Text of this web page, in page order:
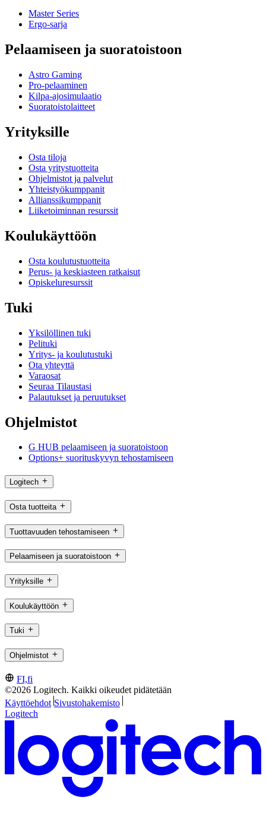
Master Series
Ergo-sarja
Pelaamiseen ja suoratoistoon
Astro Gaming
Pro-pelaaminen
Kilpa-ajosimulaatio
Suoratoistolaitteet
Yrityksille
Osta tiloja
Osta yritystuotteita
Ohjelmistot ja palvelut
Yhteistyökumppanit
Allianssikumppanit
Liiketoiminnan resurssit
Koulukäyttöön
Osta koulutustuotteita
Perus- ja keskiasteen ratkaisut
Opiskeluresurssit
Tuki
Yksilöllinen tuki
Pelituki
Yritys- ja koulutustuki
Ota yhteyttä
Varaosat
Seuraa Tilaustasi
Palautukset ja peruutukset
Ohjelmistot
G HUB pelaamiseen ja suoratoistoon
Options+ suorituskyvyn tehostamiseen
Logitech
Osta tuotteita
Tuottavuuden tehostamiseen
Pelaamiseen ja suoratoistoon
Yrityksille
Koulukäyttöön
Tuki
Ohjelmistot
FI,fi
©2026 Logitech. Kaikki oikeudet pidätetään
Käyttöehdot Sivustohakemisto
Logitech